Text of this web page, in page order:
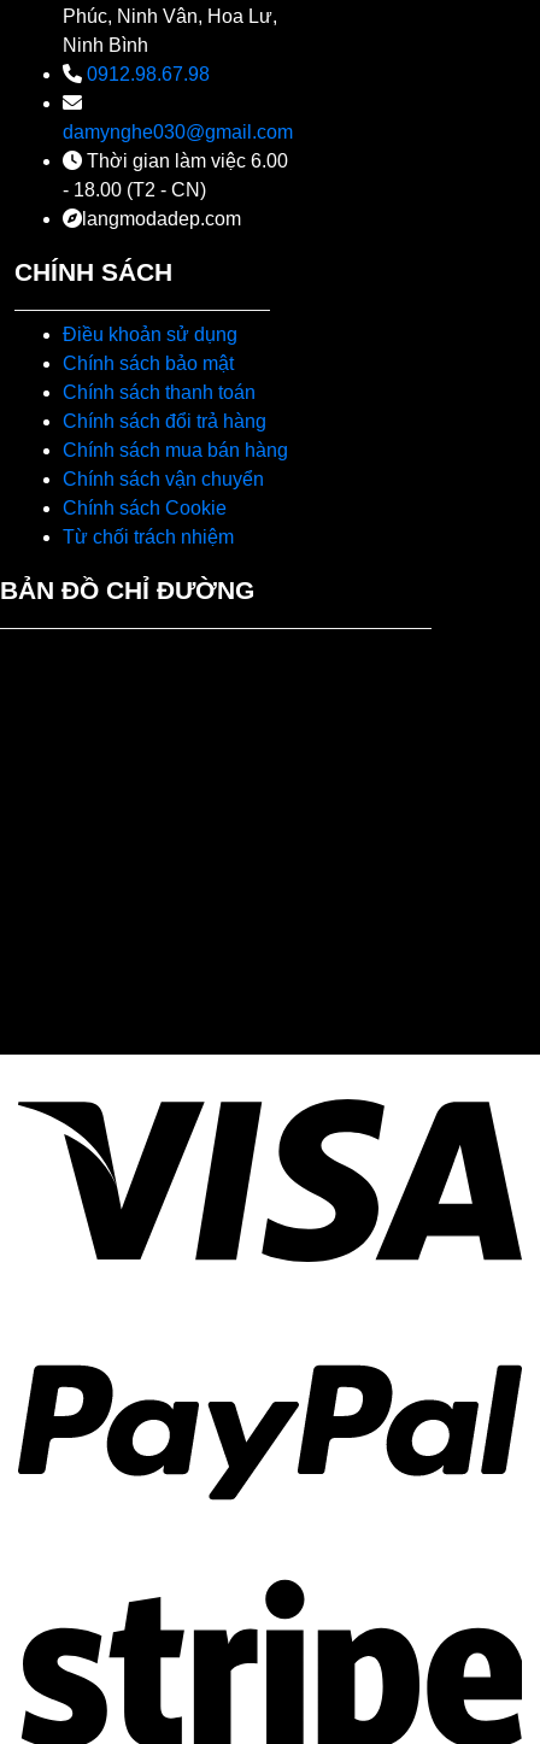
Phúc, Ninh Vân, Hoa Lư,
Ninh Bình
0912.98.67.98
damynghe030@gmail.com
Thời gian làm việc 6.00
- 18.00 (T2 - CN)
langmodadep.com
CHÍNH SÁCH
Điều khoản sử dụng
Chính sách bảo mật
Chính sách thanh toán
Chính sách đổi trả hàng
Chính sách mua bán hàng
Chính sách vận chuyển
Chính sách Cookie
Từ chối trách nhiệm
BẢN ĐỒ CHỈ ĐƯỜNG